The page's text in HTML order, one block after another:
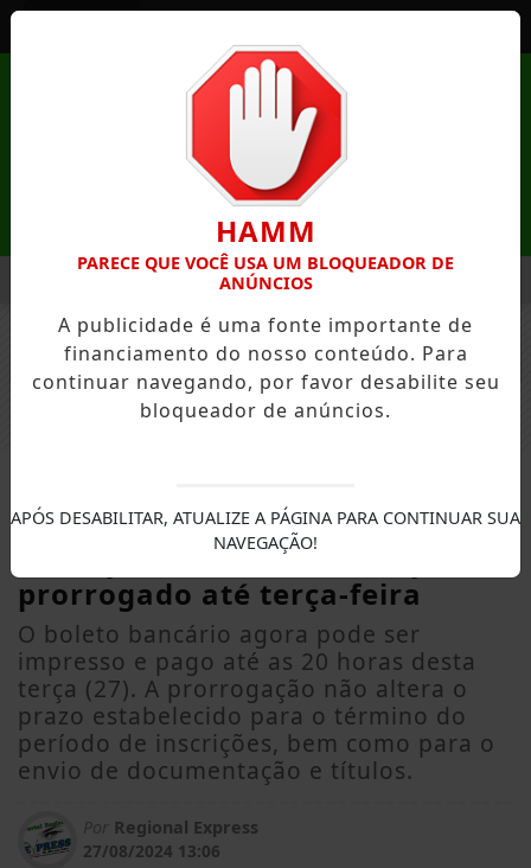
DE MANDAGUAÇU ESTÁ COM INSCRIÇÕES ABERTAS
EM ALTA
FECHAR
PR: Pagamento da taxa de
inscrição do PSS da Educação é
prorrogado até terça-feira
O boleto bancário agora pode ser
impresso e pago até as 20 horas desta
terça (27). A prorrogação não altera o
prazo estabelecido para o término do
período de inscrições, bem como para o
envio de documentação e títulos.
Por Regional Express
27/08/2024 13:06
HAMM
PARECE QUE VOCÊ USA UM BLOQUEADOR DE
ANÚNCIOS
A publicidade é uma fonte importante de
financiamento do nosso conteúdo. Para
continuar navegando, por favor desabilite seu
bloqueador de anúncios.
APÓS DESABILITAR, ATUALIZE A PÁGINA PARA CONTINUAR SUA
NAVEGAÇÃO!